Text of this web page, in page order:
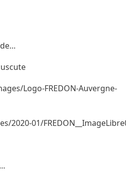
Logo-FREDON-Auvergne-
01/